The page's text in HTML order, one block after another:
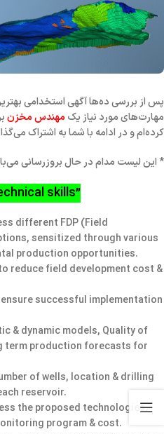
پس از بررسی ده‌ها آگهی استخدامی
مهارت‌های مورد نیاز یکمهندس مخزن
کرده‌ام و در ادامه با شما به اشتراک
* این لیست مدام در حال بروزرسانی
skills”
different FDP (Field
sensitized through various
production opportunities.
reduce field development cost &
successful implementation
& dynamic models, Quality of
termproduction forecasts for
of wells, location & drilling
reservoir.
the proposed technologies,
program & cost.